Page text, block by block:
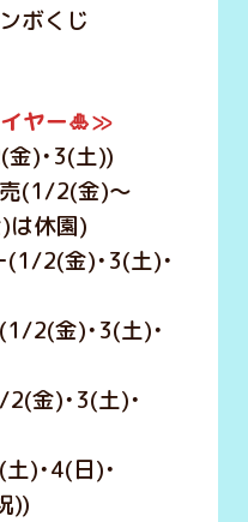
ボくじ
ヤー🎍≫
)・3(土))
(1/2(金)～
休園)
2(金)・3(土)・
2(金)・3(土)・
金)・3(土)・
)・4(日)・
))